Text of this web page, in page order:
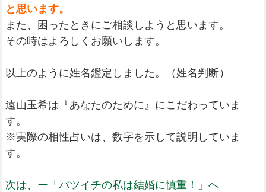
と思います。
また、困ったときにご相談しようと思います。
その時はよろしくお願いします。
以上のように姓名鑑定しました。（姓名判断）
遠山玉希は『あなたのために』にこだわっていま
す。
※実際の相性占いは、数字を示して説明していま
す。
次は、ー「バツイチの私は結婚に慎重！」へ